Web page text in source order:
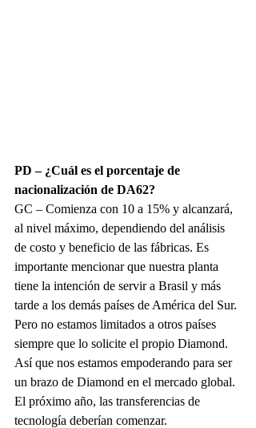
PD – ¿Cuál es el porcentaje de
nacionalización de DA62?
GC – Comienza con 10 a 15% y alcanzará,
al nivel máximo, dependiendo del análisis
de costo y beneficio de las fábricas. Es
importante mencionar que nuestra planta
tiene la intención de servir a Brasil y más
tarde a los demás países de América del Sur.
Pero no estamos limitados a otros países
siempre que lo solicite el propio Diamond.
Así que nos estamos empoderando para ser
un brazo de Diamond en el mercado global.
El próximo año, las transferencias de
tecnología deberían comenzar.